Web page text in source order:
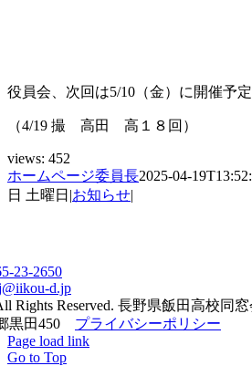
役員会、次回は5/10（金）に開催予定
（4/19 撮 高田 高１８回）
views: 452
ホームページ委員長2025-04-
日 土曜日 |お知らせ|
23-2650
d.jp
Rights Reserved. 長野県飯田高校同
黒田450 プライバシーポリシー
Page load link
Go to Top